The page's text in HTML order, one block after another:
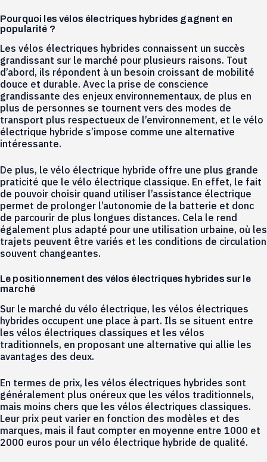
Pourquoi les vélos électriques hybrides gagnent en
popularité ?
Les vélos électriques hybrides connaissent un succès
grandissant sur le marché pour plusieurs raisons. Tout
d’abord, ils répondent à un besoin croissant de mobilité
douce et durable. Avec la prise de conscience
grandissante des enjeux environnementaux, de plus en
plus de personnes se tournent vers des modes de
transport plus respectueux de l’environnement, et le vélo
électrique hybride s’impose comme une alternative
intéressante.
De plus, le vélo électrique hybride offre une plus grande
praticité que le vélo électrique classique. En effet, le fait
de pouvoir choisir quand utiliser l’assistance électrique
permet de prolonger l’autonomie de la batterie et donc
de parcourir de plus longues distances. Cela le rend
également plus adapté pour une utilisation urbaine, où les
trajets peuvent être variés et les conditions de circulation
souvent changeantes.
Le positionnement des vélos électriques hybrides sur le
marché
Sur le marché du vélo électrique, les vélos électriques
hybrides occupent une place à part. Ils se situent entre
les vélos électriques classiques et les vélos
traditionnels, en proposant une alternative qui allie les
avantages des deux.
En termes de prix, les vélos électriques hybrides sont
généralement plus onéreux que les vélos traditionnels,
mais moins chers que les vélos électriques classiques.
Leur prix peut varier en fonction des modèles et des
marques, mais il faut compter en moyenne entre 1000 et
2000 euros pour un vélo électrique hybride de qualité.